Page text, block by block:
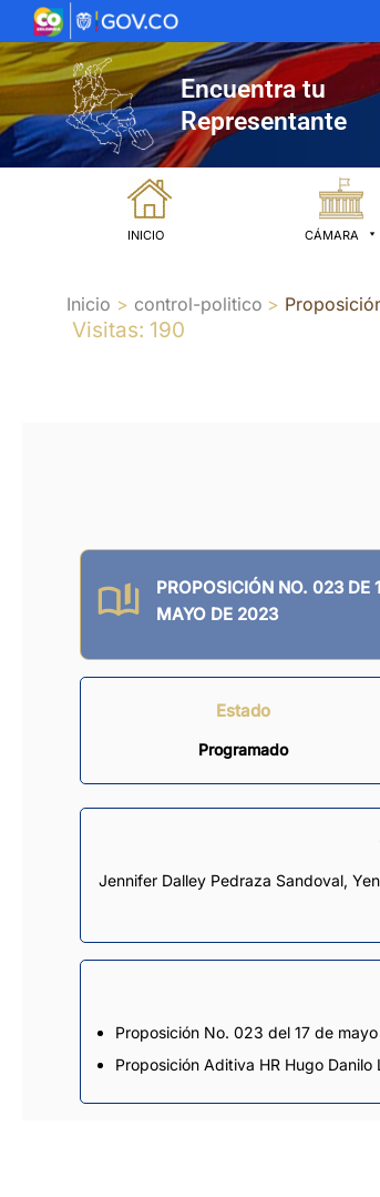
al
contenido
Encuentra tu
Representante
INICIO CÁMARA
Inicio control-politico
Visitas: 190
PROPOSICIÓN NO. 023 DE
MAYO DE 2023
Estado
Programado
Jennifer Dalley Pedraza Sandoval,
Proposición No. 023 del 17 de
Proposición Aditiva HR Hugo Danilo